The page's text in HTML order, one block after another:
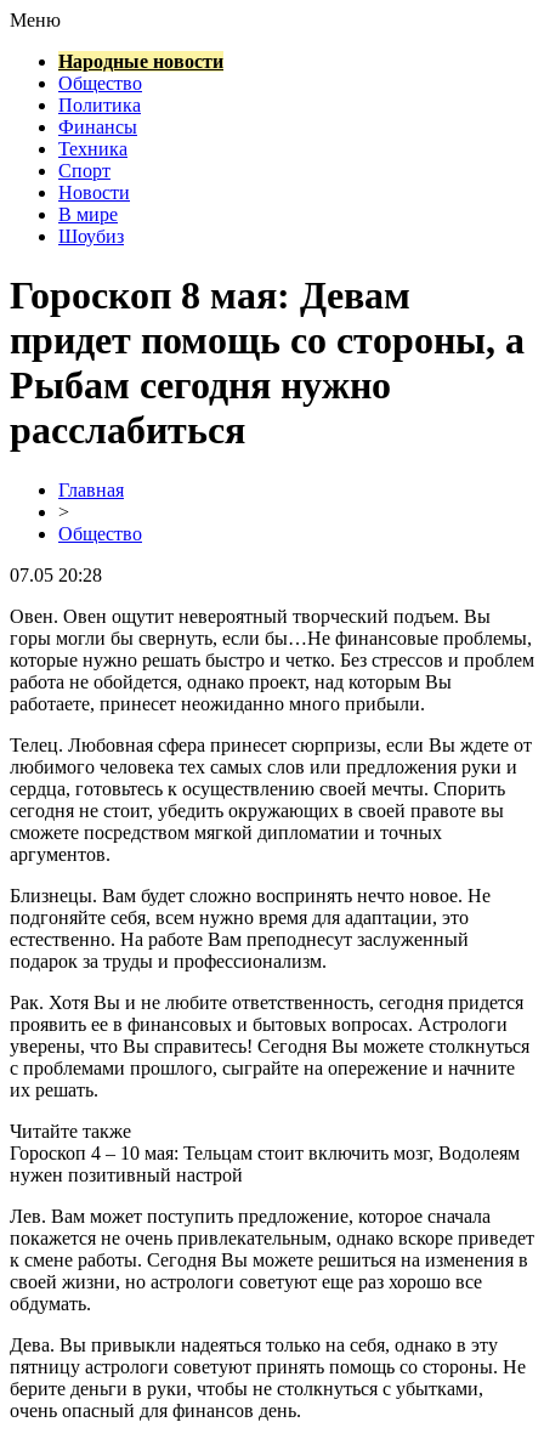
Меню
Народные новости
Общество
Политика
Финансы
Техника
Спорт
Новости
В мире
Шоубиз
Гороскоп 8 мая: Девам
придет помощь со стороны, а
Рыбам сегодня нужно
расслабиться
Главная
>
Общество
07.05 20:28
Овен. Овен ощутит невероятный творческий подъем. Вы
горы могли бы свернуть, если бы…Не финансовые проблемы,
которые нужно решать быстро и четко. Без стрессов и проблем
работа не обойдется, однако проект, над которым Вы
работаете, принесет неожиданно много прибыли.
Телец. Любовная сфера принесет сюрпризы, если Вы ждете от
любимого человека тех самых слов или предложения руки и
сердца, готовьтесь к осуществлению своей мечты. Спорить
сегодня не стоит, убедить окружающих в своей правоте вы
сможете посредством мягкой дипломатии и точных
аргументов.
Близнецы. Вам будет сложно воспринять нечто новое. Не
подгоняйте себя, всем нужно время для адаптации, это
естественно. На работе Вам преподнесут заслуженный
подарок за труды и профессионализм.
Рак. Хотя Вы и не любите ответственность, сегодня придется
проявить ее в финансовых и бытовых вопросах. Астрологи
уверены, что Вы справитесь! Сегодня Вы можете столкнуться
с проблемами прошлого, сыграйте на опережение и начните
их решать.
Читайте также
Гороскоп 4 – 10 мая: Тельцам стоит включить мозг, Водолеям
нужен позитивный настрой
Лев. Вам может поступить предложение, которое сначала
покажется не очень привлекательным, однако вскоре приведет
к смене работы. Сегодня Вы можете решиться на изменения в
своей жизни, но астрологи советуют еще раз хорошо все
обдумать.
Дева. Вы привыкли надеяться только на себя, однако в эту
пятницу астрологи советуют принять помощь со стороны. Не
берите деньги в руки, чтобы не столкнуться с убытками,
очень опасный для финансов день.